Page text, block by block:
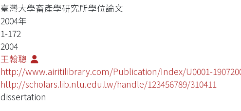
臺灣大學畜產學研究所學位論文
2004年
1-172
2004
王翰聰
http://www.airitilibrary.com/Publication/Index/U0001-
http://scholars.lib.ntu.edu.tw/handle/123456789/310411
dissertation